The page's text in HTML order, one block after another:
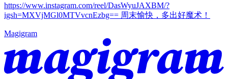
https://www.instagram.com/reel/DasWyuJAXBM/?
igsh=MXVjMGl0MTVvcnEzbg== 周末愉快，多出好魔术！
Magigram